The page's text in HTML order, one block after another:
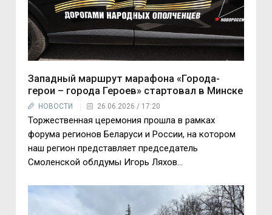
Западный маршрут марафона «Города-
герои – города Героев» стартовал в Минске
НОВОСТИ 26.06.2026 / 17:20
Торжественная церемония прошла в рамках
форума регионов Беларуси и России, на котором
наш регион представляет председатель
Смоленской облдумы Игорь Ляхов...